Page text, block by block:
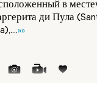
в
ди Пула
»»